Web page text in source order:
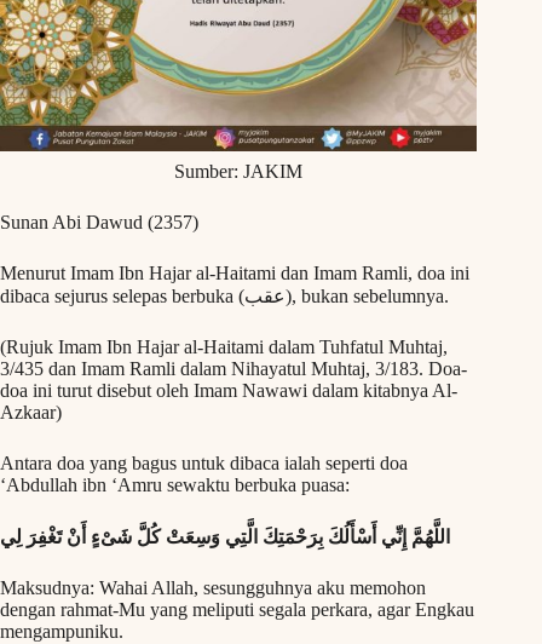
Sumber: JAKIM
Sunan Abi Dawud (2357)
Menurut Imam Ibn Hajar al-Haitami dan Imam Ramli, doa ini
dibaca sejurus selepas berbuka (عقب), bukan sebelumnya.
(Rujuk Imam Ibn Hajar al-Haitami dalam Tuhfatul Muhtaj,
3/435 dan Imam Ramli dalam Nihayatul Muhtaj, 3/183. Doa-
doa ini turut disebut oleh Imam Nawawi dalam kitabnya Al-
Azkaar)
Antara doa yang bagus untuk dibaca ialah seperti doa
‘Abdullah ibn ‘Amru sewaktu berbuka puasa:
اللَّهُمَّ إِنِّي أَسْأَلُكَ بِرَحْمَتِكَ الَّتِي وَسِعَتْ كُلَّ شَىْءٍ أَنْ تَغْفِرَ لِي
Maksudnya: Wahai Allah, sesungguhnya aku memohon
dengan rahmat-Mu yang meliputi segala perkara, agar Engkau
mengampuniku.